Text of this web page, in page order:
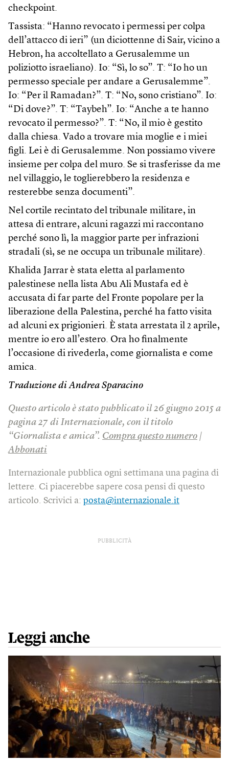
checkpoint.
Tassista: “Hanno revocato i permessi per colpa
dell’attacco di ieri” (un diciottenne di Sair, vicino a
Hebron, ha accoltellato a Gerusalemme un
poliziotto israeliano). Io: “Sì, lo so”. T: “Io ho un
permesso speciale per andare a Gerusalemme”.
Io: “Per il Ramadan?”. T: “No, sono cristiano”. Io:
“Di dove?”. T: “Taybeh”. Io: “Anche a te hanno
revocato il permesso?”. T: “No, il mio è gestito
dalla chiesa. Vado a trovare mia moglie e i miei
figli. Lei è di Gerusalemme. Non possiamo vivere
insieme per colpa del muro. Se si trasferisse da me
nel villaggio, le toglierebbero la residenza e
resterebbe senza documenti”.
Nel cortile recintato del tribunale militare, in
attesa di entrare, alcuni ragazzi mi raccontano
perché sono lì, la maggior parte per infrazioni
stradali (sì, se ne occupa un tribunale militare).
Khalida Jarrar è stata eletta al parlamento
palestinese nella lista Abu Ali Mustafa ed è
accusata di far parte del Fronte popolare per la
liberazione della Palestina, perché ha fatto visita
ad alcuni ex prigionieri. È stata arrestata il 2 aprile,
mentre io ero all’estero. Ora ho finalmente
l’occasione di rivederla, come giornalista e come
amica.
Traduzione di Andrea Sparacino
Questo articolo è stato pubblicato il 26 giugno 2015 a
pagina 27 di Internazionale, con il titolo
“Giornalista e amica”. Compra questo numero |
Abbonati
Internazionale pubblica ogni settimana una pagina di
lettere. Ci piacerebbe sapere cosa pensi di questo
articolo. Scrivici a: posta@internazionale.it
PUBBLICITÀ
Leggi anche